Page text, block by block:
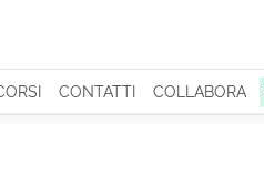
CONTATTI COLLABORA